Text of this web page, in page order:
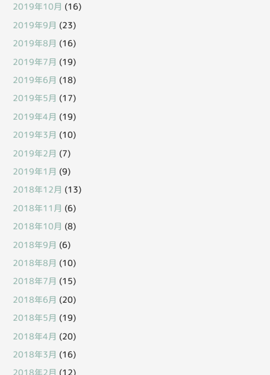
2019年10月 (16)
2019年9月 (23)
2019年8月 (16)
2019年7月 (19)
2019年6月 (18)
2019年5月 (17)
2019年4月 (19)
2019年3月 (10)
2019年2月 (7)
2019年1月 (9)
2018年12月 (13)
2018年11月 (6)
2018年10月 (8)
2018年9月 (6)
2018年8月 (10)
2018年7月 (15)
2018年6月 (20)
2018年5月 (19)
2018年4月 (20)
2018年3月 (16)
2018年2月 (12)